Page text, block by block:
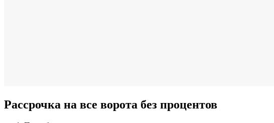
Рассрочка на все ворота без процентов